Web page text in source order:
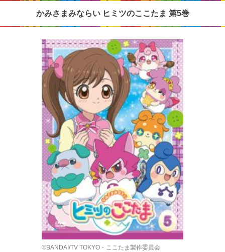
かみさまみならい ヒミツのここたま 第5巻
©BANDAI/TV TOKYO・ここたま製作委員会